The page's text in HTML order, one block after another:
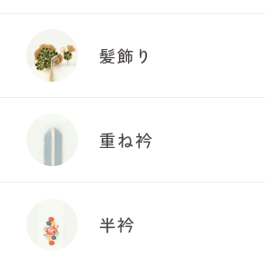
髪飾り
重ね衿
半衿